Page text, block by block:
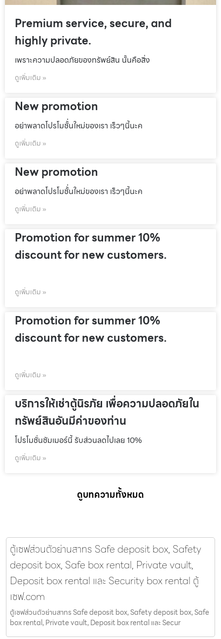
Premium service, secure, and
highly private.
เพราะความปลอดภัยของทรัพย์สิน นั้นคือสิ่ง
ดูเพิ่มเติม »
New promotion
อย่าพลาดโปรโมชั้่นใหม่ของเรา เร็วๆนี้นะค
ดูเพิ่มเติม »
New promotion
อย่าพลาดโปรโมชั้่นใหม่ของเรา เร็วๆนี้นะค
ดูเพิ่มเติม »
Promotion for summer 10%
discount for new customers.
ดูเพิ่มเติม »
Promotion for summer 10%
discount for new customers.
ดูเพิ่มเติม »
บริการให้เช่าตู้นิรภัย เพื่อความปลอดภัยใน
ทรัพย์สินอันมีค่าของท่าน
โปรโมชั่นชัมเมอร์นี้ รับส่วนลดไปเลย 10%
ดูเพิ่มเติม »
ดูบทความทั้งหมด
ตู้เซฟส่วนตัวย่านสาทร Safe deposit box, Safety
deposit box, Safe box rental, Private vault,
Deposit box rental และ Security box rental ตู้
เซฟ.com
ตู้เซฟส่วนตัวย่านสาทร Safe deposit box, Safety deposit box, Safe
box rental, Private vault, Deposit box rental และ Secur